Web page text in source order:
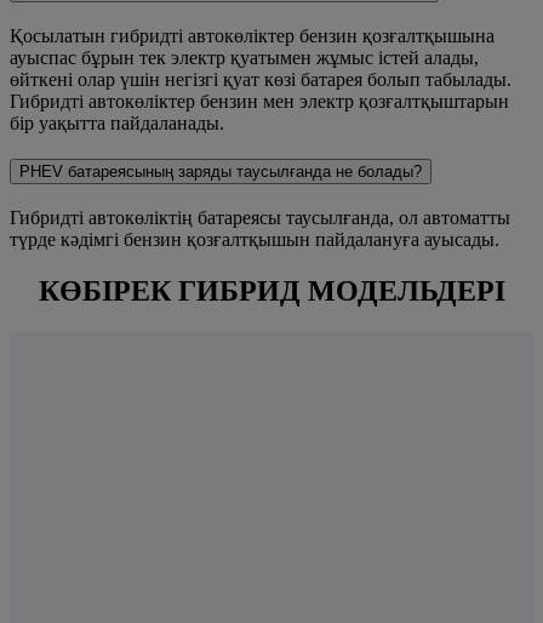
Қосылатын гибридті автокөліктер бензин қозғалтқышына
ауыспас бұрын тек электр қуатымен жұмыс істей алады,
өйткені олар үшін негізгі қуат көзі батарея болып табылады.
Гибридті автокөліктер бензин мен электр қозғалтқыштарын
бір уақытта пайдаланады.
PHEV батареясының заряды таусылғанда не болады?
Гибридті автокөліктің батареясы таусылғанда, ол автоматты
түрде кәдімгі бензин қозғалтқышын пайдалануға ауысады.
КӨБІРЕК ГИБРИД МОДЕЛЬДЕРІ